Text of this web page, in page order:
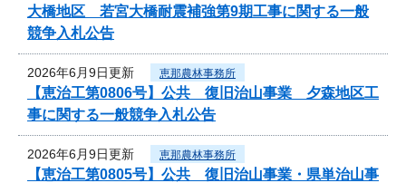
大橋地区 若宮大橋耐震補強第9期工事に関する一般
競争入札公告
2026年6月9日更新 恵那農林事務所
【恵治工第0806号】公共 復旧治山事業 夕森地区工
事に関する一般競争入札公告
2026年6月9日更新 恵那農林事務所
【恵治工第0805号】公共 復旧治山事業・県単治山事